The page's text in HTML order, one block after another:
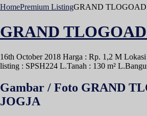
HomePremium ListingGRAND
GRAND
16th October 2018 Harga : Rp. 1,2 M
listing : SPSH224 L.Tanah : 130 m²
Gambar / Foto GRAND
JOGJA